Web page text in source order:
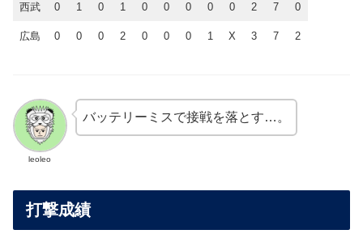
西武 0 1 0 1 0 0 0 0 0 2 7 0
広島 0 0 0 2 0 0 0 1 X 3 7 2
leoleo
バッテリーミスで接戦を落とす…。
打撃成績